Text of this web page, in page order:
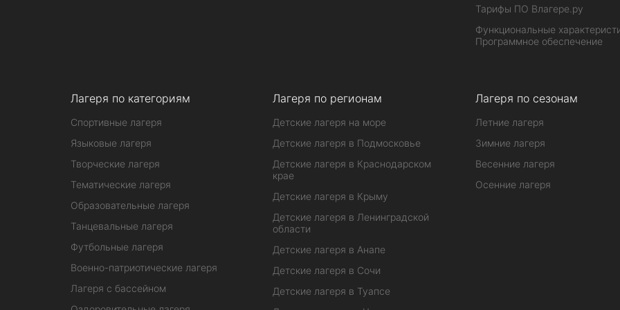
Тарифы ПО Влагере.ру
Функциональные
Программное обеспечение
Лагеря по категориям
Спортивные лагеря
Языковые лагеря
Творческие лагеря
Тематические лагеря
Образовательные лагеря
Танцевальные лагеря
Футбольные лагеря
Военно-патриотические лагеря
Лагеря с бассейном
Лагеря по регионам
Детские лагеря на море
Детские лагеря в Подмосковье
Детские лагеря в Краснодарском
крае
Детские лагеря в Крыму
Детские лагеря в Ленинградской
области
Детские лагеря в Анапе
Детские лагеря в Сочи
Детские лагеря в Туапсе
Лагеря по сезонам
Летние лагеря
Зимние лагеря
Весенние лагеря
Осенние лагеря